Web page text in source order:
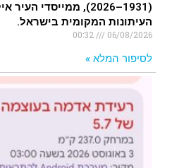
(1931–2026), ממייסדי
העיתונות המקומית בישראל.
06/08/2026
לסיפור המלא »